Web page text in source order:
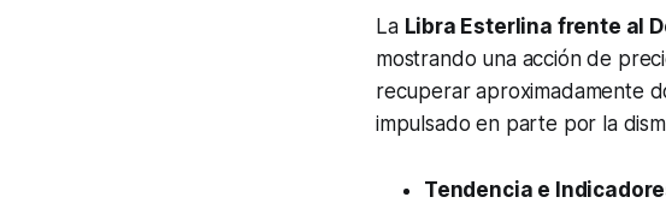
La Libra Esterlina frente al
mostrando una acción de
recuperar aproximadamente
impulsado en parte por la
Tendencia e